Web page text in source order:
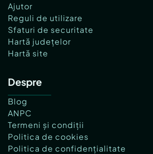
Ajutor
Reguli de utilizare
Sfaturi de securitate
Hartă județelor
Hartă site
Despre
Blog
ANPC
Termeni și condiții
Politica de cookies
Politica de confidențialitate